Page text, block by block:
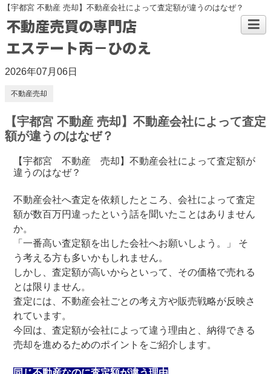
【宇都宮 不動産 売却】不動産会社によって査定額が違うのはなぜ？
不動産売買の専門店
エステート丙－ひのえ
2026年07月06日
不動産売却
【宇都宮 不動産 売却】不動産会社によって査定
額が違うのはなぜ？
【宇都宮 不動産 売却】不動産会社によって査定額が
違うのはなぜ？
不動産会社へ査定を依頼したところ、会社によって査定
額が数百万円違ったという話を聞いたことはありません
か。
「一番高い査定額を出した会社へお願いしよう。」 そ
う考える方も多いかもしれません。
しかし、査定額が高いからといって、その価格で売れる
とは限りません。
査定には、不動産会社ごとの考え方や販売戦略が反映さ
れています。
今回は、査定額が会社によって違う理由と、納得できる
売却を進めるためのポイントをご紹介します。